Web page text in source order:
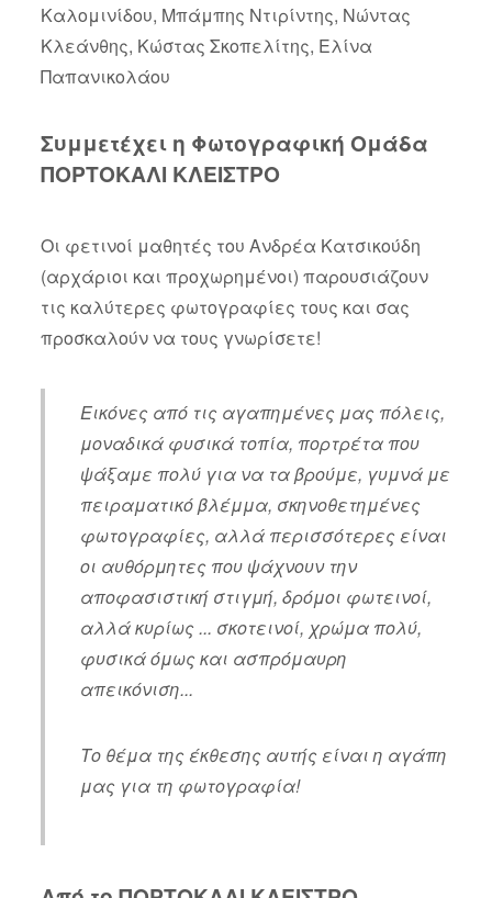
Καλομινίδου, Μπάμπης Ντιρίντης, Νώντας
Κλεάνθης, Κώστας Σκοπελίτης, Ελίνα
Παπανικολάου
Συμμετέχει η Φωτογραφική Ομάδα
ΠΟΡΤΟΚΑΛΙ ΚΛΕΙΣΤΡΟ
Οι φετινοί μαθητές του Ανδρέα Κατσικούδη
(αρχάριοι και προχωρημένοι) παρουσιάζουν
τις καλύτερες φωτογραφίες τους και σας
προσκαλούν να τους γνωρίσετε!
Εικόνες από τις αγαπημένες μας πόλεις,
μοναδικά φυσικά τοπία, πορτρέτα που
ψάξαμε πολύ για να τα βρούμε, γυμνά με
πειραματικό βλέμμα, σκηνοθετημένες
φωτογραφίες, αλλά περισσότερες είναι
οι αυθόρμητες που ψάχνουν την
αποφασιστική στιγμή, δρόμοι φωτεινοί,
αλλά κυρίως ... σκοτεινοί, χρώμα πολύ,
φυσικά όμως και ασπρόμαυρη
απεικόνιση...
Το θέμα της έκθεσης αυτής είναι η αγάπη
μας για τη φωτογραφία!